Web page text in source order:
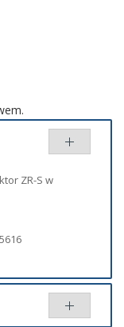
ZR-S w